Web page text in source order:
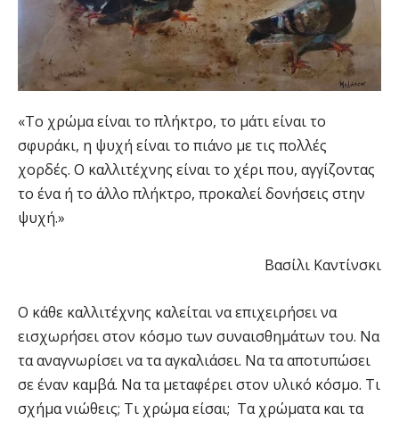
«Το χρώμα είναι το πλήκτρο, το μάτι είναι το
σφυράκι, η ψυχή είναι το πιάνο με τις πολλές
χορδές. Ο καλλιτέχνης είναι το χέρι που, αγγίζοντας
το ένα ή το άλλο πλήκτρο, προκαλεί δονήσεις στην
ψυχή.»
Βασίλι Καντίνσκι
Ο κάθε καλλιτέχνης καλείται να επιχειρήσει να
εισχωρήσει στον κόσμο των συναισθημάτων του. Να
τα αναγνωρίσει να τα αγκαλιάσει. Να τα αποτυπώσει
σε έναν καμβά. Να τα μεταφέρει στον υλικό κόσμο. Τι
σχήμα νιώθεις; Τι χρώμα είσαι; Τα χρώματα και τα